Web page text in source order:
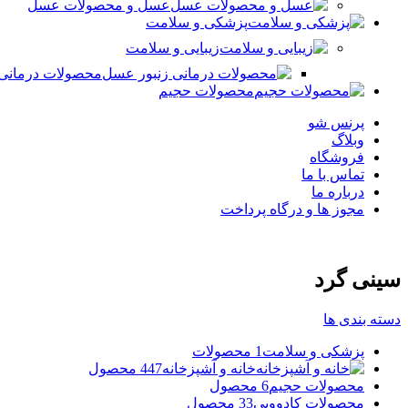
عسل و محصولات عسل
پزشکی و سلامت
زیبایی و سلامت
محصولات
محصولات حجیم
پرنس شو
وبلاگ
فروشگاه
تماس با ما
درباره ما
مجوز ها و درگاه پرداخت
سینی گرد
دسته بندی ها
پزشکی و سلامت 1 محصولات
خانه و آشپزخانه447 محصول
محصولات حجیم6 محصول
محصولات کادوویی33 محصول